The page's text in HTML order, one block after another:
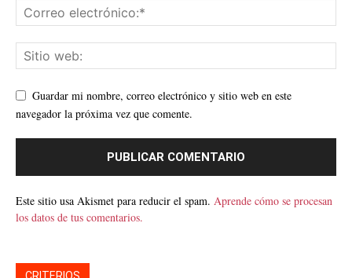
Guardar mi nombre, correo electrónico y sitio web en este
navegador la próxima vez que comente.
Este sitio usa Akismet para reducir el spam. Aprende cómo se procesan
los datos de tus comentarios.